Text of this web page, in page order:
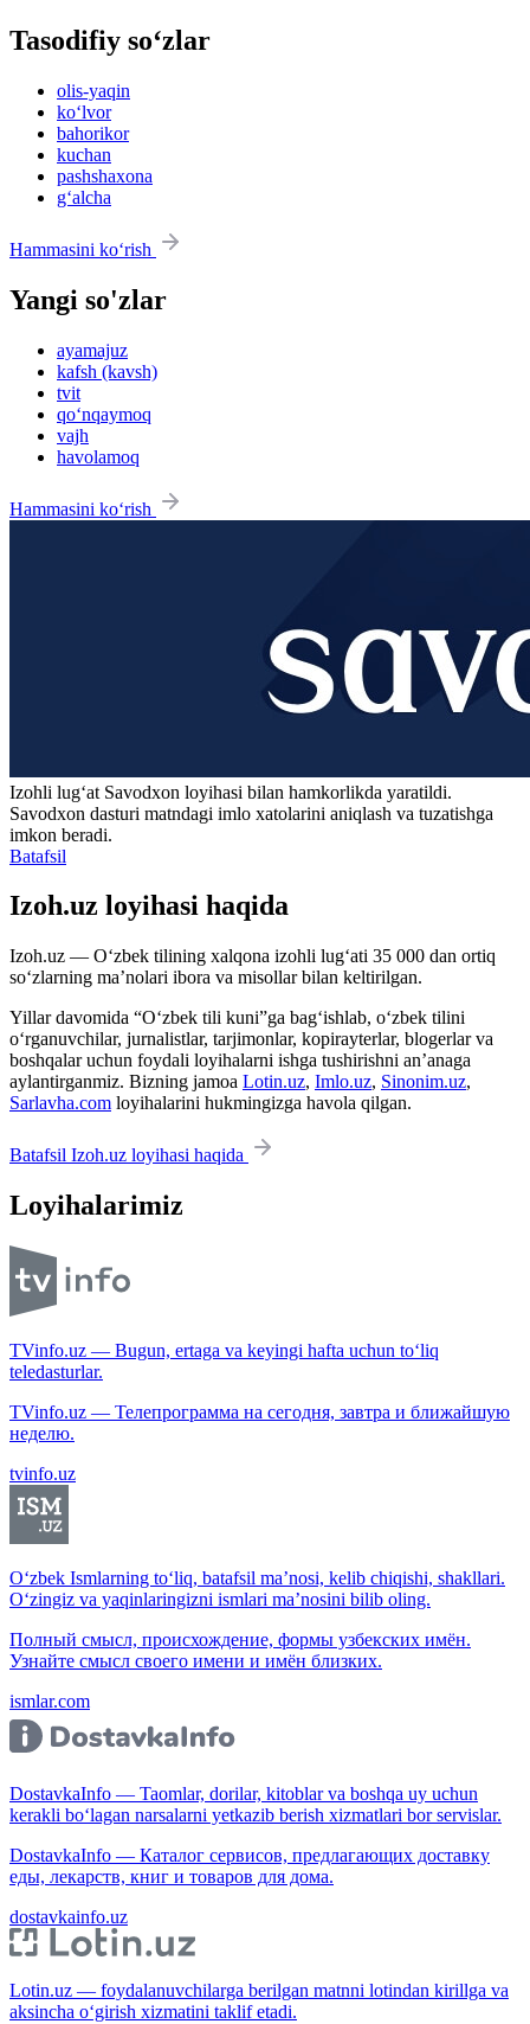
Tasodifiy so‘zlar
olis-yaqin
ko‘lvor
bahorikor
kuchan
pashshaxona
g‘alcha
Hammasini ko‘rish
Yangi so'zlar
ayamajuz
kafsh (kavsh)
tvit
qo‘nqaymoq
vajh
havolamoq
Hammasini ko‘rish
Izohli lugʻat Savodxon loyihasi bilan hamkorlikda yaratildi.
Savodxon dasturi matndagi imlo xatolarini aniqlash va tuzatishga
imkon beradi.
Batafsil
Izoh.uz loyihasi haqida
Izoh.uz — O‘zbek tilining xalqona izohli lug‘ati 35 000 dan ortiq
so‘zlarning ma’nolari ibora va misollar bilan keltirilgan.
Yillar davomida “O‘zbek tili kuni”ga bag‘ishlab, o‘zbek tilini
o‘rganuvchilar, jurnalistlar, tarjimonlar, kopirayterlar, blogerlar va
boshqalar uchun foydali loyihalarni ishga tushirishni an’anaga
aylantirganmiz. Bizning jamoa Lotin.uz, Imlo.uz, Sinonim.uz,
Sarlavha.com loyihalarini hukmingizga havola qilgan.
Batafsil Izoh.uz loyihasi haqida
Loyihalarimiz
TVinfo.uz — Bugun, ertaga va keyingi hafta uchun to‘liq
teledasturlar.
TVinfo.uz — Телепрограмма на сегодня, завтра и ближайшую
неделю.
tvinfo.uz
O‘zbek Ismlarning to‘liq, batafsil ma’nosi, kelib chiqishi, shakllari.
O‘zingiz va yaqinlaringizni ismlari ma’nosini bilib oling.
Полный смысл, происхождение, формы узбекских имён.
Узнайте смысл своего имени и имён близких.
ismlar.com
DostavkaInfo — Taomlar, dorilar, kitoblar va boshqa uy uchun
kerakli bo‘lagan narsalarni yetkazib berish xizmatlari bor servislar.
DostavkaInfo — Каталог сервисов, предлагающих доставку
еды, лекарств, книг и товаров для дома.
dostavkainfo.uz
Lotin.uz — foydalanuvchilarga berilgan matnni lotindan kirillga va
aksincha o‘girish xizmatini taklif etadi.